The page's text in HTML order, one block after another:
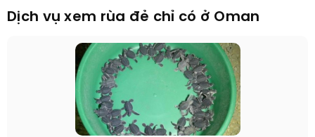
Dịch vụ xem rùa đẻ chỉ có ở Oman